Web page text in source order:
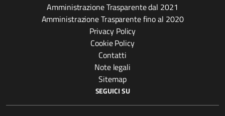
SEGUICI SU
Amministrazione Trasparente dal 2021
Amministrazione Trasparente fino al 2020
Privacy Policy
Cookie Policy
Contatti
Note legali
Sitemap